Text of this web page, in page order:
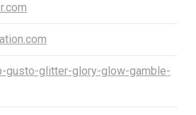
gusto-glitter-glory-glow-gamble-